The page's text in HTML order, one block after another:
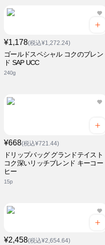
¥1,178(税込¥1,272.24)
ゴールドスペシャル コクのブレン
ド SAP UCC
240g
¥668(税込¥721.44)
ドリップバッグ グランドテイスト
コク深いリッチブレンド キーコー
ヒー
15p
¥2,458(税込¥2,654.64)